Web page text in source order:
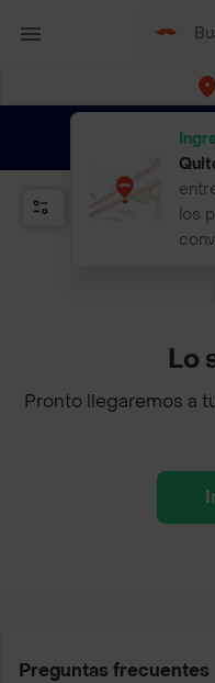
los
envíos gratis
Promociones
Lo
Pronto llegaremos a
Preguntas frecuentes